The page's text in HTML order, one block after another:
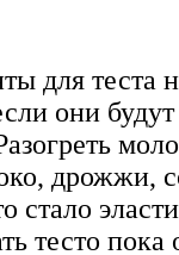
для теста
они
дрожжи,
стало
тесто пока